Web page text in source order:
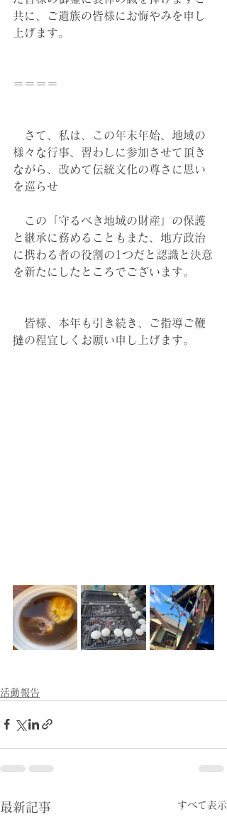
共に、ご遺族の皆様にお悔やみを申し
上げます。
＝＝＝＝
さて、私は、この年末年始、地域の
様々な行事、習わしに参加させて頂き
ながら、改めて伝統文化の尊さに思い
を巡らせ
この「守るべき地域の財産」の保護
と継承に務めることもまた、地方政治
に携わる者の役割の1つだと認識と決意
を新たにしたところでございます。
皆様、本年も引き続き、ご指導ご鞭
撻の程宜しくお願い申し上げます。
活動報告
最新記事 すべて表示